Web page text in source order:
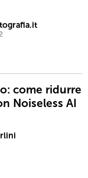
come ridurre
Noiseless AI